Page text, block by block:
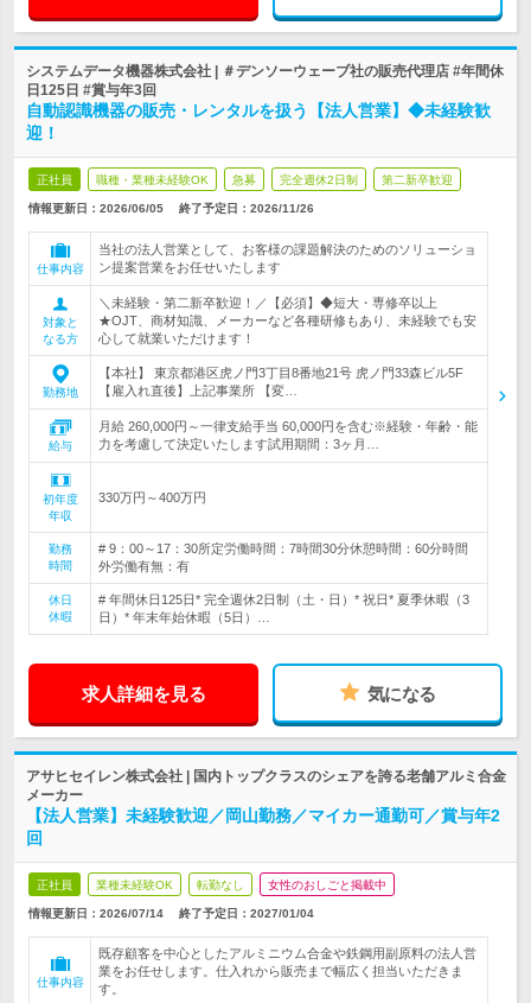
システムデータ機器株式会社 | ＃デンソーウェーブ社の販売代理店 #年間休
日125日 #賞与年3回
自動認識機器の販売・レンタルを扱う【法人営業】◆未経験歓
迎！
正社員 職種・業種未経験OK 急募 完全週休2日制 第二新卒歓迎
情報更新日：2026/06/05 終了予定日： 2026/11/26
仕事内容
当社の法人営業として、お客様の課題解決のためのソリューショ
ン提案営業をお任せいたします
対象と
なる方
＼未経験・第二新卒歓迎！／【必須】◆短大・専修卒以上
★OJT、商材知識、メーカーなど各種研修もあり、未経験でも安
心して就業いただけます！
勤務地
【本社】 東京都港区虎ノ門3丁目8番地21号 虎ノ門33森ビル5F
【雇入れ直後】上記事業所 【変…
給与
月給 260,000円～一律支給手当 60,000円を含む※経験・年齢・能
力を考慮して決定いたします試用期間：3ヶ月…
初年度
年収
330万円～400万円
勤務
時間
# 9：00～17：30所定労働時間：7時間30分休憩時間：60分時間
外労働有無：有
休日
休暇
# 年間休日125日* 完全週休2日制（土・日）* 祝日* 夏季休暇（3
日）* 年末年始休暇（5日）…
求人詳細を見る 気になる
アサヒセイレン株式会社 | 国内トップクラスのシェアを誇る老舗アルミ合金
メーカー
【法人営業】未経験歓迎／岡山勤務／マイカー通勤可／賞与年2
回
正社員 業種未経験OK 転勤なし 女性のおしごと掲載中
情報更新日：2026/07/14 終了予定日： 2027/01/04
仕事内容
既存顧客を中心としたアルミニウム合金や鉄鋼用副原料の法人営
業をお任せします。仕入れから販売まで幅広く担当いただきま
す。